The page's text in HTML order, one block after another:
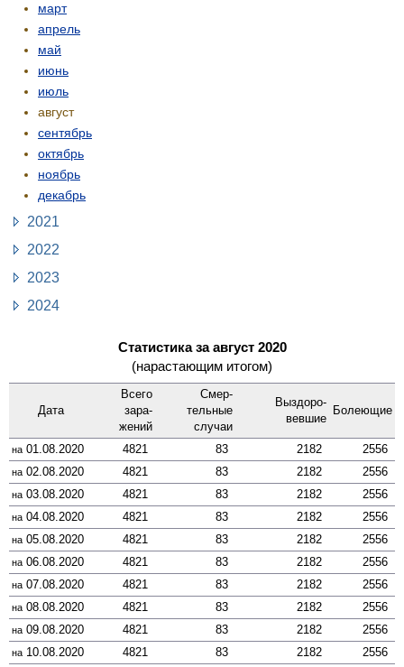
март
апрель
май
июнь
июль
август
сентябрь
октябрь
ноябрь
декабрь
2021
2022
2023
2024
Статистика за август 2020
(нарастающим итогом)
Дата
Всего
зара­
жений
Смер­
тельные
случаи
Выздоро­
вевшие
Боле­ющие
на 01.08.2020 4821 83 2182 2556
на 02.08.2020 4821 83 2182 2556
на 03.08.2020 4821 83 2182 2556
на 04.08.2020 4821 83 2182 2556
на 05.08.2020 4821 83 2182 2556
на 06.08.2020 4821 83 2182 2556
на 07.08.2020 4821 83 2182 2556
на 08.08.2020 4821 83 2182 2556
на 09.08.2020 4821 83 2182 2556
на 10.08.2020 4821 83 2182 2556